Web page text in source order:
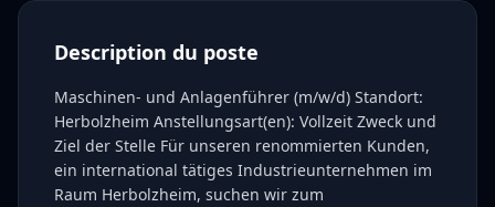
Description du poste
Maschinen- und Anlagenführer (m/w/d) Standort:
Herbolzheim Anstellungsart(en): Vollzeit Zweck und
Ziel der Stelle Für unseren renommierten Kunden,
ein international tätiges Industrieunternehmen im
Raum Herbolzheim, suchen wir zum